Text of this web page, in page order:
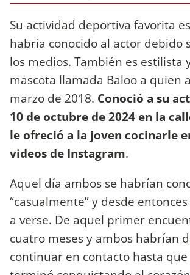
Su actividad deportiva favorita
habría conocido al actor debido
los medios. También es estilista
mascota llamada Baloo a quien
marzo de 2018. Conoció a su
10 de octubre de 2024 en la
le ofreció a la joven cocinarle
videos de Instagram.
Aquel día ambos se habrían
“casualmente” y desde
a verse. De aquel primer
cuatro meses y ambos habrían
continuar en contacto hasta